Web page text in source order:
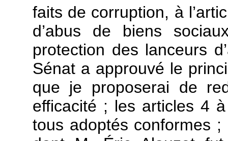
faits de corruption, à
d’abus de biens
protection des lanceurs
Sénat a approuvé le
que je proposerai de
efficacité ; les articles 4
tous adoptés conformes